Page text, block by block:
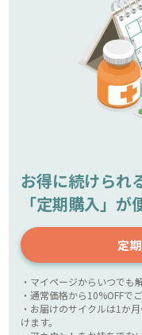
お得に続けられ
「定期購入」が
定
・マイページからいつでも
・通常価格から10%OFFで
・お届けのサイクルは1か
けます。